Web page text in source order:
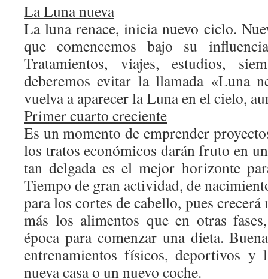
La Luna nueva
La luna renace, inicia nuevo ciclo.
que comencemos bajo su
Tratamientos, viajes, estudios,
deberemos evitar la llamada «Luna
vuelva a aparecer la Luna en el cielo,
Primer cuarto creciente
Es un momento de emprender
los tratos económicos darán fruto en
tan delgada es el mejor horizonte
Tiempo de gran actividad, de
para los cortes de cabello, pues
más los alimentos que en otras
época para comenzar una dieta.
entrenamientos físicos, deportivos y
nueva casa o un nuevo coche.